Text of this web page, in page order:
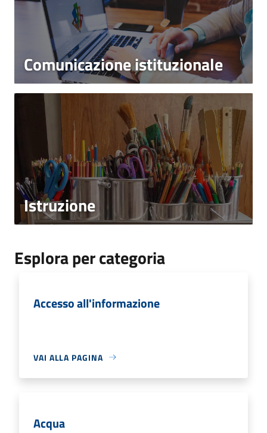
Comunicazione istituzionale
Istruzione
Esplora per categoria
Accesso all'informazione
VAI ALLA PAGINA
Acqua